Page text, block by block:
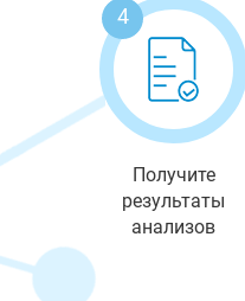
4
Получите
результаты
анализов